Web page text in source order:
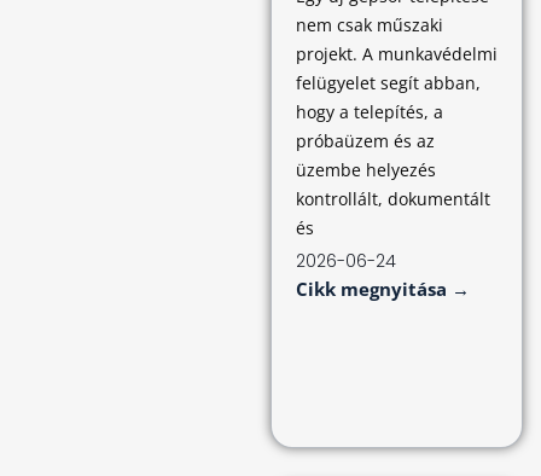
nem csak műszaki
projekt. A munkavédelmi
felügyelet segít abban,
hogy a telepítés, a
próbaüzem és az
üzembe helyezés
kontrollált, dokumentált
és
2026-06-24
Cikk megnyitása →